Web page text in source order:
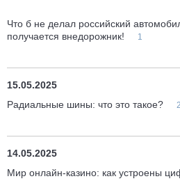
Что б не делал российский
получается внедорожник!
1
15.05.2025
Радиальные шины: что это такое?
2
14.05.2025
Мир онлайн-казино: как устроены